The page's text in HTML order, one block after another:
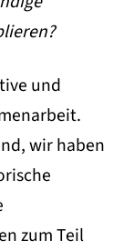
und
wir haben
zum Teil